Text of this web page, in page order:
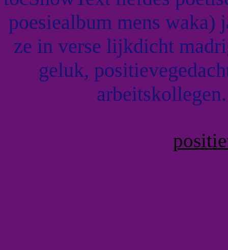
poesiealbum mens waka)
ze in verse lijkdicht
geluk,